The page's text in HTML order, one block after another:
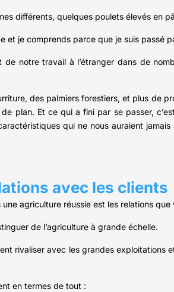
différents, quelques poulets élevés en
et je comprends parce que je suis passé
notre travail à l’étranger dans de
des palmiers forestiers, et plus de
plan. Et ce qui a fini par se passer,
qui ne nous auraient
avec les clients
agriculture réussie est les relations
de l’agriculture à grande échelle.
rivaliser avec les grandes
en termes de tout :